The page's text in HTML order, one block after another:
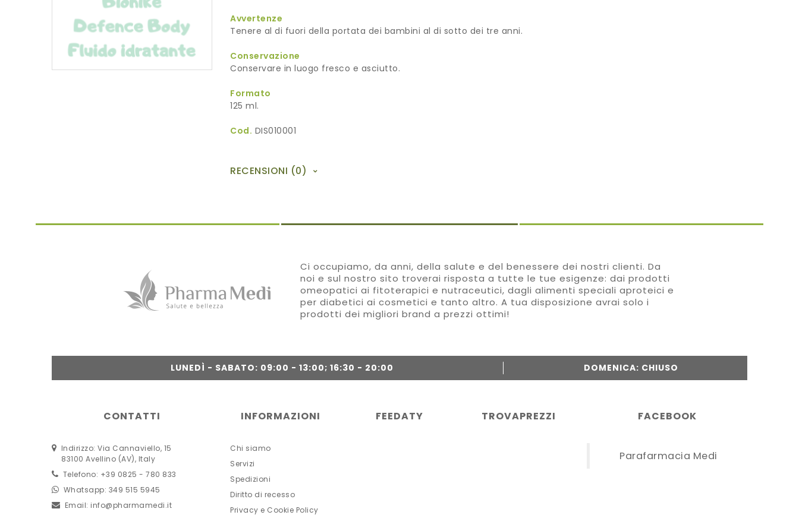
Avvertenze
Tenere al di fuori della portata dei bambini al di sotto dei tre anni.
Conservazione
Conservare in luogo fresco e asciutto.
Formato
125 ml.
Cod. DIS010001
RECENSIONI (0)
Ci occupiamo, da anni, della salute e del benessere dei nostri clienti. Da
noi e sul nostro sito troverai risposta a tutte le tue esigenze: dai prodotti
omeopatici ai fitoterapici e nutraceutici, dagli alimenti speciali aproteici e
per diabetici ai cosmetici e tanto altro. A tua disposizione avrai solo i
prodotti dei migliori brand a prezzi ottimi!
LUNEDÌ - SABATO: 09:00 - 13:00; 16:30 - 20:00 DOMENICA: CHIUSO
CONTATTI
Indirizzo: Via Cannaviello, 15
83100 Avellino (AV), Italy
Telefono: +39 0825 - 780 833
Whatsapp: 349 515 5945
Email: info@pharmamedi.it
INFORMAZIONI
Chi siamo
Servizi
Spedizioni
Diritto di recesso
Privacy e Cookie Policy
FEEDATY TROVAPREZZI FACEBOOK
Parafarmacia Medi